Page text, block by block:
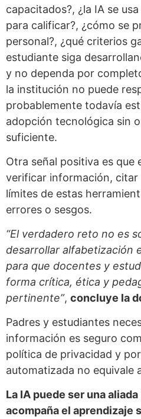
capacitados?, ¿la IA se
para calificar?, ¿cómo se
personal?, ¿qué criterios
estudiante siga
y no dependa por
la institución no puede
probablemente todavía
adopción tecnológica sin
suficiente.
Otra señal positiva es que
verificar información,
límites de estas
errores o sesgos.
“El verdadero reto no es
desarrollar alfabetización
para que docentes y
forma crítica, ética y
pertinente”, concluye la
Padres y estudiantes
información es seguro
política de privacidad y
automatizada no equivale
La IA puede ser una
acompaña el aprendizaje